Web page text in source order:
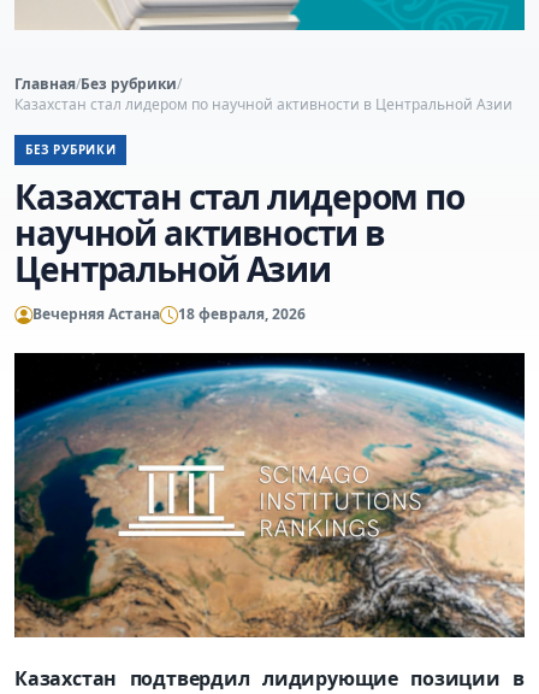
Главная/Без рубрики/
Казахстан стал лидером по научной активности в Центральной Азии
БЕЗ РУБРИКИ
Казахстан стал лидером по
научной активности в
Центральной Азии
Вечерняя Астана 18 февраля, 2026
Казахстан подтвердил лидирующие позиции в